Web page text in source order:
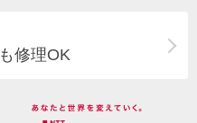
修理OK